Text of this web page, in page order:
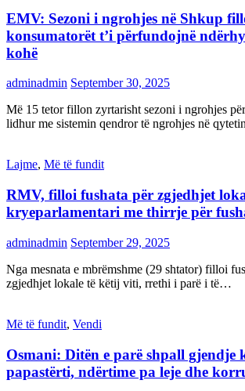
EMV: Sezoni i ngrohjes në Shkup
konsumatorët t’i përfundojnë
kohë
adminadmin September 30, 2025
Më 15 tetor fillon zyrtarisht sezoni i ngrohjes
lidhur me sistemin qendror të ngrohjes në
Lajme, Më të fundit
RMV, filloi fushata për zgjedhjet
kryeparlamentari me thirrje për
adminadmin September 29, 2025
Nga mesnata e mbrëmshme (29 shtator) filloi
zgjedhjet lokale të këtij viti, rrethi i parë i të…
Më të fundit, Vendi
Osmani: Ditën e parë shpall gjendje
papastërti, ndërtime pa leje dhe